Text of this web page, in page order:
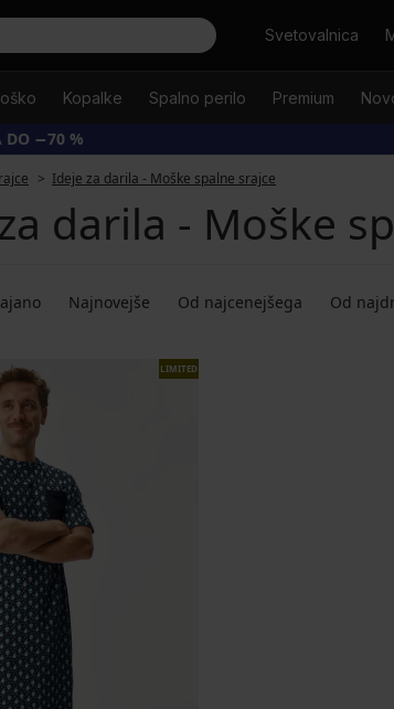
Svetovalnica
Kopalke Spalno perilo Premium
DO −70 %
Ideje za darila - Moške spalne srajce
darila - Moške
Najnovejše Od najcenejšega Od
LIMITED